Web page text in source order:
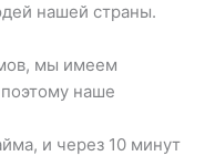
нашей страны.
мы имеем
наше
и через 10 минут